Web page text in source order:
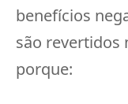
benefícios
são revertidos
porque: